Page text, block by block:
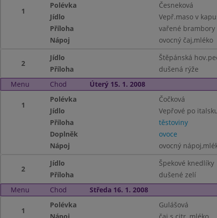
1
Polévka
Česneková
Jídlo
Vepř.maso v
Příloha
vařené brambory
Nápoj
ovocný čaj,mléko
2
Jídlo
Štěpánská
Příloha
dušená rýže
Menu
Chod Úterý 15. 1. 2008
1
Polévka
Čočková
Jídlo
Vepřové po
Příloha
těstoviny
Doplněk
ovoce
Nápoj
ovocný
2
Jídlo
Špekové knedlíky
Příloha
dušené zelí
Menu
Chod Středa 16. 1. 2008
1
Polévka
Gulášová